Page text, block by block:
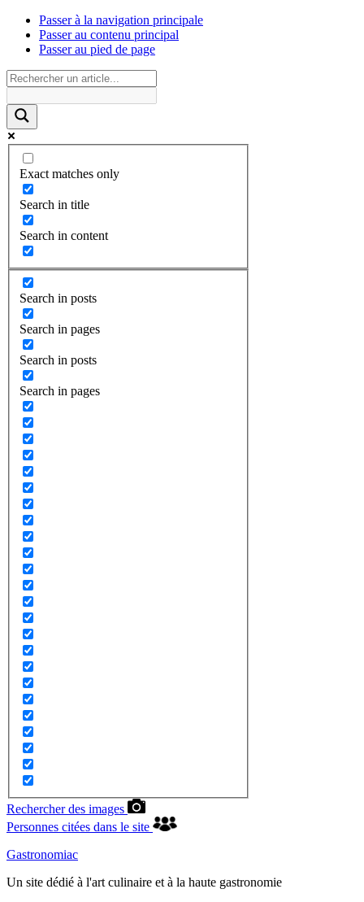
Passer à la navigation principale
Passer au contenu principal
Passer au pied de page
Exact matches only
Search in title
Search in content
Search in posts
Search in pages
Search in posts
Search in pages
Rechercher des images
Personnes citées dans le site
Gastronomiac
Un site dédié à l'art culinaire et à la haute gastronomie